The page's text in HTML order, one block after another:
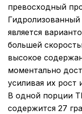
превосходный
Гидролизованный
является
большей
высокое
моментально
усиливая их рост
В одной порции
содержится 27